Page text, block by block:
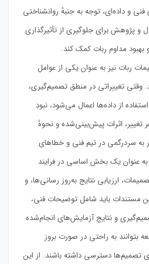
فنی و داده‌ای، توجه به جنبهٔ روانشناختی
و پژوهش برای جلوگیری از تأثیرگذاری
بهبود مداوم ربات کمک کند.
ربات نیز به عنوان یکی از عوامل
تغییراتی در منطق تصمیم‌گیری،
از داده‌ها اعمال می‌شود، نبودِ
تغییر، اثرات پیش‌بینی‌شده و نحوهٔ
به سردرگمی در تیم فنی و خطاهای
عنوان یک بخش اساسی در فرایند
ارزیابی نتایج به‌روز رسانی‌ها، و
مستندات باید شامل توضیحات فنی،
و نتایج آزمایش‌های انجام‌شده
بتوانند به راحتی در صورت بروز
تصمیم‌ها دسترسی داشته باشند. از این